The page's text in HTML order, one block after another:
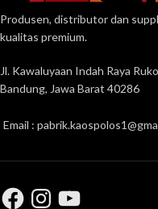
Produsen, distributor dan
kualitas premium.
Jl. Kawaluyaan Indah Raya
Bandung, Jawa Barat 40286
Email :